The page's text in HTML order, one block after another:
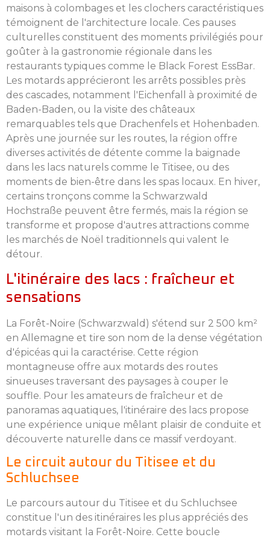
maisons à colombages et les clochers caractéristiques
témoignent de l'architecture locale. Ces pauses
culturelles constituent des moments privilégiés pour
goûter à la gastronomie régionale dans les
restaurants typiques comme le Black Forest EssBar.
Les motards apprécieront les arrêts possibles près
des cascades, notamment l'Eichenfall à proximité de
Baden-Baden, ou la visite des châteaux
remarquables tels que Drachenfels et Hohenbaden.
Après une journée sur les routes, la région offre
diverses activités de détente comme la baignade
dans les lacs naturels comme le Titisee, ou des
moments de bien-être dans les spas locaux. En hiver,
certains tronçons comme la Schwarzwald
Hochstraße peuvent être fermés, mais la région se
transforme et propose d'autres attractions comme
les marchés de Noël traditionnels qui valent le
détour.
L'itinéraire des lacs : fraîcheur et
sensations
La Forêt-Noire (Schwarzwald) s'étend sur 2 500 km²
en Allemagne et tire son nom de la dense végétation
d'épicéas qui la caractérise. Cette région
montagneuse offre aux motards des routes
sinueuses traversant des paysages à couper le
souffle. Pour les amateurs de fraîcheur et de
panoramas aquatiques, l'itinéraire des lacs propose
une expérience unique mêlant plaisir de conduite et
découverte naturelle dans ce massif verdoyant.
Le circuit autour du Titisee et du
Schluchsee
Le parcours autour du Titisee et du Schluchsee
constitue l'un des itinéraires les plus appréciés des
motards visitant la Forêt-Noire. Cette boucle